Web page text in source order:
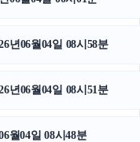
축구반티
년06월04일 08시58분
년06월04일 08시51분
월04일 08시48분